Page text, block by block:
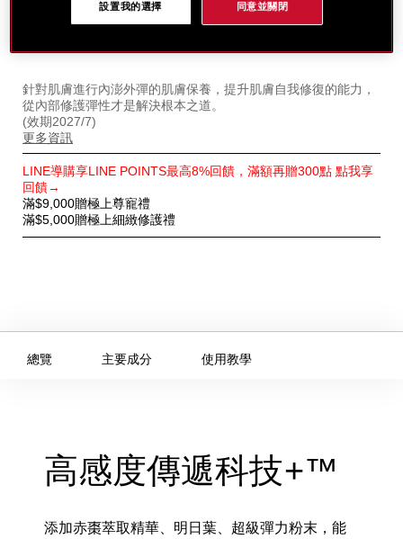
shiseido.com.tw/
1011558020.html
編
號。
1011558020
針對肌膚進行內澎外彈的肌膚保養，提升肌膚自我修復的能力，
從內部修護彈性才是解決根本之道。
(效期2027/7)
更多資訊
別
優
惠
LINE導購享LINE POINTS最高8%回饋，滿額再贈300點 點我享
回饋→
滿$9,000贈極上尊寵禮
滿$5,000贈極上細緻修護禮
總覽 主要成分 使用教學
高感度傳遞科技+™
添加赤棗萃取精華、明日葉、超級彈力粉末，能
設置我的選擇 同意並關閉